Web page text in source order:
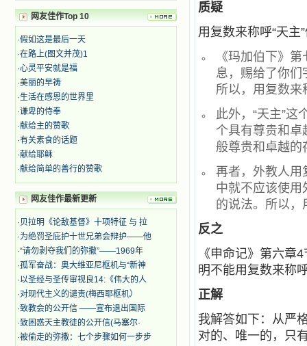
本不良的书籍。 善良的书使人向
善，这些圣人的作品，渐渐地印在了
我的脑子里。读这些圣书时，我思潮
汹涌起伏，欣喜不能自已。书中谈到
这些圣人们如何在与主的交往中得到
灵命的更新，德行的馨香如何上达天
庭。啊，在这世上曾住过那么多热心
的圣人，为了传播福音，他们告别亲
人，舍下了他们手中的一切，轻快地
踏上了异国他乡，到没有人知道真神
的世界里去。啊，若不是主的引领，
我可能到死还不认识他们呢！ 我
的心灵从主给我的这些圣人的言行中
选取了最美的色彩；当他们的一生在
我面前展开时，我是多么的惊奇、兴
奋啊！当我读到他们为主而受人逼
迫、凌辱，为将福音广传而被人追杀
时，我为他们的在天之灵祈祷，我哭
着，为自已的同胞带给他们的苦难而
哀号。我一遍遍地重读那一行行被我
的斑斑泪痕弄得模糊不清的字句，那
些被主的爱火所燃烧而离开家乡来到
中国的传教士，我多么爱你们啊！我
心中流淌着多少感激的泪水。 他
们受苦却觉得喜乐，因为他们爱主，
他们感到能为主受一点苦是多么喜乐
的事。他们受苦时仍在唱着感谢的
歌，因他们无法不称颂主，因主使他
网友佳作Top 10
·假如这是最后一天
·在路上(图文并茂)1
·心灵平安就是福
·美丽的早祷
·生活在感恩的世界里
·谦卑的侍奉
·献给主的赞歌
·有关素食的话题
·献给耶稣
·献给简单的善行的赞歌
网友佳作最新更新
·贝拉明《论敌基督》十项特征 与 拉
·为绝罚圣庇护十世兄弟会辩护——他
·“请勿剥夺我们的弥撒”——1969年
·孤军奋战：奥大维亚尼枢机与“新神
·以圣经与圣传审视良14:《伟大的人
·对现代主义的谴责(梅西耶枢机）
·致教会的公开信 ——宣布退出国际
·致困惑天主教徒的公开信(马塞尔·
·被偷走的弥撒：七个步骤如何一步步
质疑
用复数来称呼“天主
《玛加伯下》
息，赐给了你们
所以，用复数来
此外，“天主”
个具有尊贵和卓
般尊贵和卓越的
再者，外教人用
中就不应该使用
的说法。所以，
反之
《申命记》第六章
明不能用复数来称
正解
我解答如下：从严
对的、唯一的，只